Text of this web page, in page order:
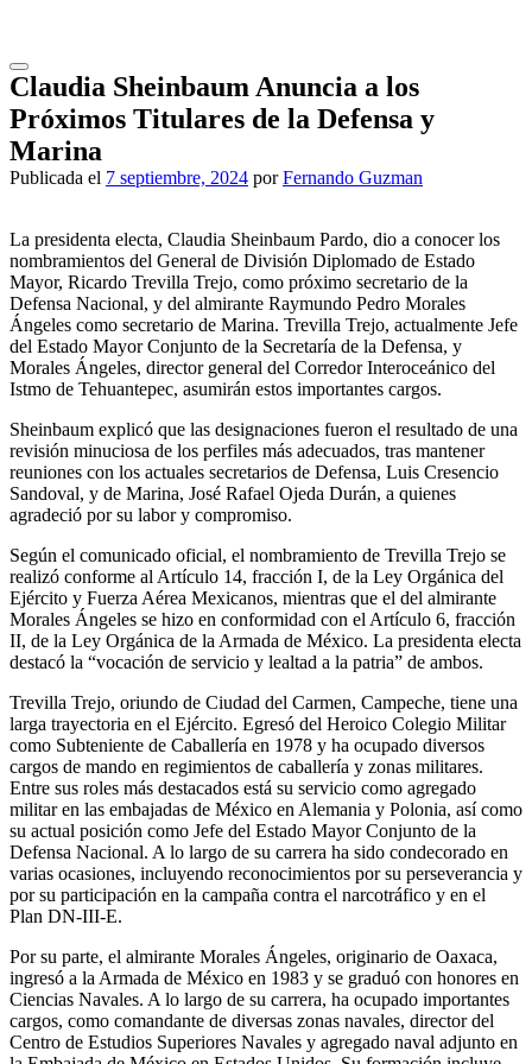
contenido
Claudia Sheinbaum Anuncia a los
Próximos Titulares de la Defensa y
Marina
Publicada el 7 septiembre, 2024 porFernando Guzman
La presidenta electa, Claudia Sheinbaum Pardo, dio a conocer los
nombramientos del General de División Diplomado de Estado
Mayor, Ricardo Trevilla Trejo, como próximo secretario de la
Defensa Nacional, y del almirante Raymundo Pedro Morales
Ángeles como secretario de Marina. Trevilla Trejo, actualmente Jefe
del Estado Mayor Conjunto de la Secretaría de la Defensa, y
Morales Ángeles, director general del Corredor Interoceánico del
Istmo de Tehuantepec, asumirán estos importantes cargos.
Sheinbaum explicó que las designaciones fueron el resultado de una
revisión minuciosa de los perfiles más adecuados, tras mantener
reuniones con los actuales secretarios de Defensa, Luis Cresencio
Sandoval, y de Marina, José Rafael Ojeda Durán, a quienes
agradeció por su labor y compromiso.
Según el comunicado oficial, el nombramiento de Trevilla Trejo se
realizó conforme al Artículo 14, fracción I, de la Ley Orgánica del
Ejército y Fuerza Aérea Mexicanos, mientras que el del almirante
Morales Ángeles se hizo en conformidad con el Artículo 6, fracción
II, de la Ley Orgánica de la Armada de México. La presidenta electa
destacó la “vocación de servicio y lealtad a la patria” de ambos.
Trevilla Trejo, oriundo de Ciudad del Carmen, Campeche, tiene una
larga trayectoria en el Ejército. Egresó del Heroico Colegio Militar
como Subteniente de Caballería en 1978 y ha ocupado diversos
cargos de mando en regimientos de caballería y zonas militares.
Entre sus roles más destacados está su servicio como agregado
militar en las embajadas de México en Alemania y Polonia, así como
su actual posición como Jefe del Estado Mayor Conjunto de la
Defensa Nacional. A lo largo de su carrera ha sido condecorado en
varias ocasiones, incluyendo reconocimientos por su perseverancia y
por su participación en la campaña contra el narcotráfico y en el
Plan DN-III-E.
Por su parte, el almirante Morales Ángeles, originario de Oaxaca,
ingresó a la Armada de México en 1983 y se graduó con honores en
Ciencias Navales. A lo largo de su carrera, ha ocupado importantes
cargos, como comandante de diversas zonas navales, director del
Centro de Estudios Superiores Navales y agregado naval adjunto en